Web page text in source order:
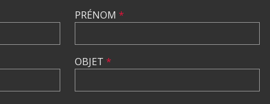
PRÉNOM *
OBJET *